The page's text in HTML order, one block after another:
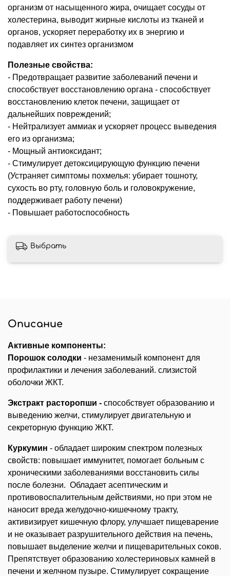
организм от насыщенного жира, очищает сосуды от
холестерина, выводит жирные кислоты из тканей и
органов, ускоряет переработку их в энергию и
подавляет их синтез организмом
Полезные свойства:
- Предотвращает развитие заболеваний печени и
способствует восстановлению органа - способствует
восстановлению клеток печени, защищает от
дальнейших повреждений;
- Нейтрализует аммиак и ускоряет процесс выведения
его из организма;
- Мощный антиоксидант;
- Стимулирует детоксицирующую функцию печени
(Устраняет симптомы похмелья: убирает тошноту,
сухость во рту, головную боль и головокружение,
поддерживает работу печени)
- Повышает работоспособность
Выбрать
Описание
Активные компоненты:
Порошок солодки - незаменимый компонент для
профилактики и лечения заболеваний. слизистой
оболочки ЖКТ.
Экстракт расторопши - способствует образованию и
выведению желчи, стимулирует двигательную и
секреторную функцию ЖКТ.
Куркумин - обладает широким спектром полезных
свойств: повышает иммунитет, помогает больным с
хроническими заболеваниями восстановить силы
после болезни. Обладает асептическим и
противовоспалительным действиями, но при этом не
наносит вреда желудочно-кишечному тракту,
активизирует кишечную флору, улучшает пищеварение
и не оказывает разрушительного действия на печень,
повышает выделение желчи и пищеварительных соков.
Препятствует образованию холестериновых камней в
печени и желчном пузыре. Стимулирует сокращение